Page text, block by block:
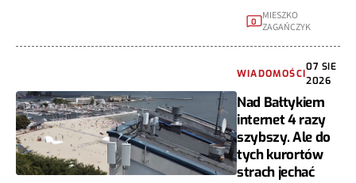
0 MIESZKO
ZAGAŃCZYK
WIADOMOŚCI
07 SIE
2026
Nad Bałtykiem
internet 4 razy
szybszy. Ale do
tych kurortów
strach jechać